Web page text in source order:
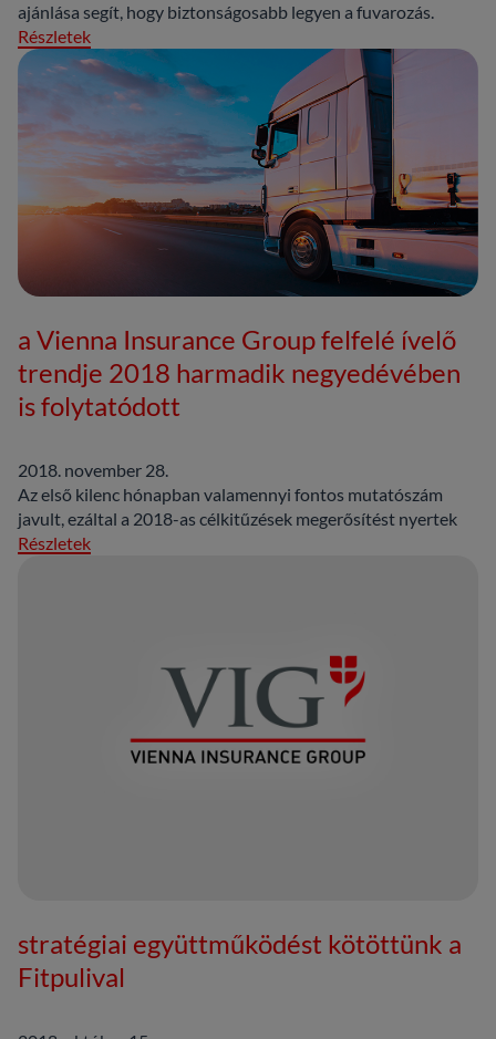
ajánlása segít, hogy biztonságosabb legyen a fuvarozás.
Részletek
a Vienna Insurance Group felfelé ívelő
trendje 2018 harmadik negyedévében
is folytatódott
2018. november 28.
Az első kilenc hónapban valamennyi fontos mutatószám
javult, ezáltal a 2018-as célkitűzések megerősítést nyertek
Részletek
stratégiai együttműködést kötöttünk a
Fitpulival